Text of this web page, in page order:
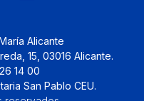
Alicante
15, 03016 Alicante.
14 00
San Pablo CEU.